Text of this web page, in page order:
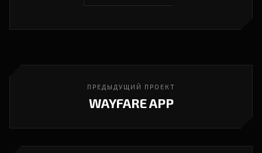
ПРЕДЫДУЩИЙ ПРОЕКТ
WAYFARE APP